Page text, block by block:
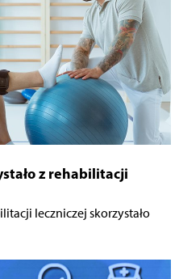
z rehabilitacji
leczniczej skorzystało